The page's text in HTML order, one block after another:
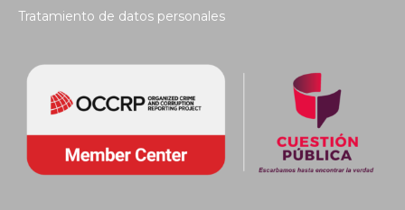
Tratamiento de datos personales